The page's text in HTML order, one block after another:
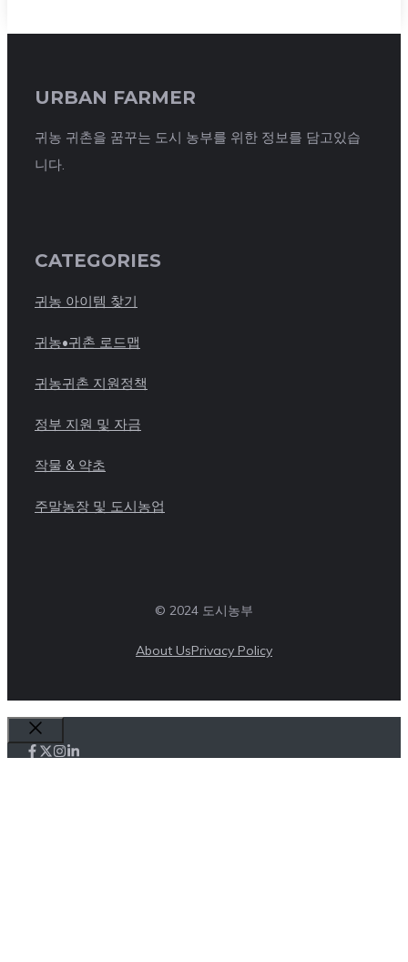
URBAN FARMER
귀농 귀촌을 꿈꾸는 도시 농부를 위한 정보를 담고있습
니다.
CATEGORIES
귀농 아이템 찾기
귀농•귀촌 로드맵
귀농귀촌 지원정책
정부 지원 및 자금
작물 & 약초
주말농장 및 도시농업
© 2024 도시농부
About UsPrivacy Policy
Close